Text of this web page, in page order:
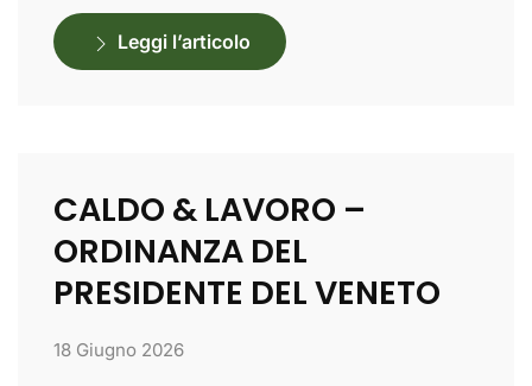
Leggi l’articolo
CALDO & LAVORO –
ORDINANZA DEL
PRESIDENTE DEL VENETO
18 Giugno 2026